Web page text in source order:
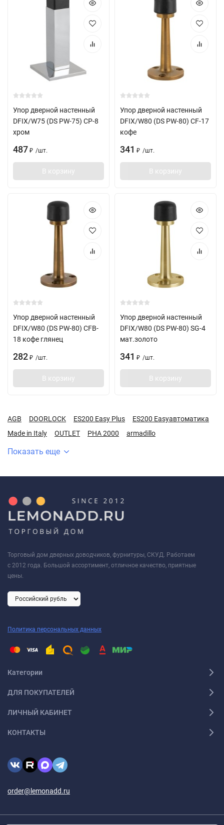
Упор дверной настенный
DFIX/W75 (DS PW-75) CP-8
хром
487 ₽ /шт.
В корзину
Упор дверной настенный
DFIX/W80 (DS PW-80) CF-17
кофе
341 ₽ /шт.
В корзину
Упор дверной настенный
DFIX/W80 (DS PW-80) CFB-
18 кофе глянец
282 ₽ /шт.
В корзину
Упор дверной настенный
DFIX/W80 (DS PW-80) SG-4
мат.золото
341 ₽ /шт.
В корзину
AGB DOORLOCK ES200 Easy Plus
ES200 Easyавтоматика
Made in Italy
OUTLET PHA 2000 armadillo
Показать еще
Торговый дом дверных доводчиков, фурнитуры, СКУД. Работаем
с 2012 года. Большой ассортимент, отличное качество, приятные
цены.
Политика персональных данных
Категории
ДЛЯ ПОКУПАТЕЛЕЙ
ЛИЧНЫЙ КАБИНЕТ
КОНТАКТЫ
order@lemonadd.ru